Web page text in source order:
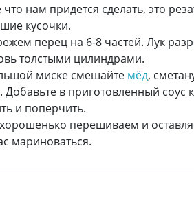
нам придется сделать, это
кусочки.
перец на 6-8 частей. Лук
толстыми цилиндрами.
миске смешайте мёд,
Добавьте в приготовленный соус
и поперчить.
перешиваем и
мариноваться.